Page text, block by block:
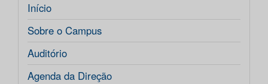
Início
Sobre o Campus
Auditório
Agenda da Direção